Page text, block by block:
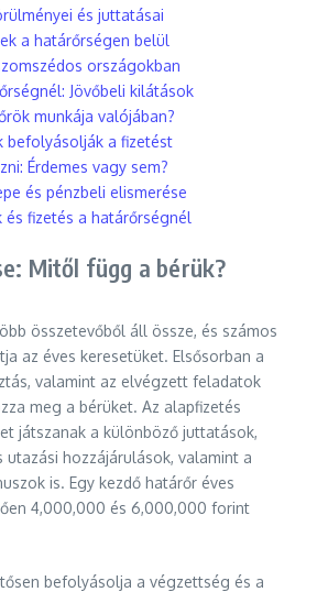
és juttatásai
a határőrségen belül
országokban
Jövőbeli kilátások
munkája valójában?
befolyásolják a fizetést
Érdemes vagy sem?
és pénzbeli elismerése
és fizetés a határőrségnél
Mitől függ a bérük?
összetevőből áll össze, és számos
az éves keresetüket. Elsősorban a
valamint az elvégzett feladatok
meg a bérüket. Az alapfizetés
játszanak a különböző juttatások,
utazási hozzájárulások, valamint a
is. Egy kezdő határőr éves
4,000,000 és 6,000,000 forint
befolyásolja a végzettség és a